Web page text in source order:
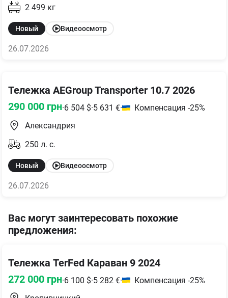
2 499 кг
Новый Видеоосмотр
26.07.2026
Тележка AEGroup Transporter 10.7 2026
290 000 грн·6 504 $·5 631 €·
Компенсация -25%
Александрия
250 л. с.
Новый Видеоосмотр
26.07.2026
Вас могут заинтересовать похожие
предложения:
Тележка TerFed Караван 9 2024
272 000 грн·6 100 $·5 282 €·
Компенсация -25%